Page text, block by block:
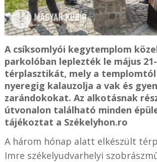
A csíksomlyói kegytemplom
parkolóban leplezték le május
térplasztikát, mely a templomtól
nyeregig kalauzolja a vak és
zarándokokat. Az alkotásnak
útvonalon található minden
tájékoztat a Székelyhon.ro
A három hónap alatt elkészült
Imre székelyudvarhelyi